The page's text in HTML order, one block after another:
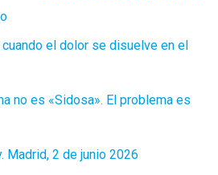
el dolor se disuelve en el
no es «Sidosa». El problema es
Madrid, 2 de junio 2026